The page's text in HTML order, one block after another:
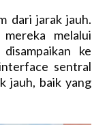
dari jarak jauh.
melalui
ke
sentral
jauh, baik yang